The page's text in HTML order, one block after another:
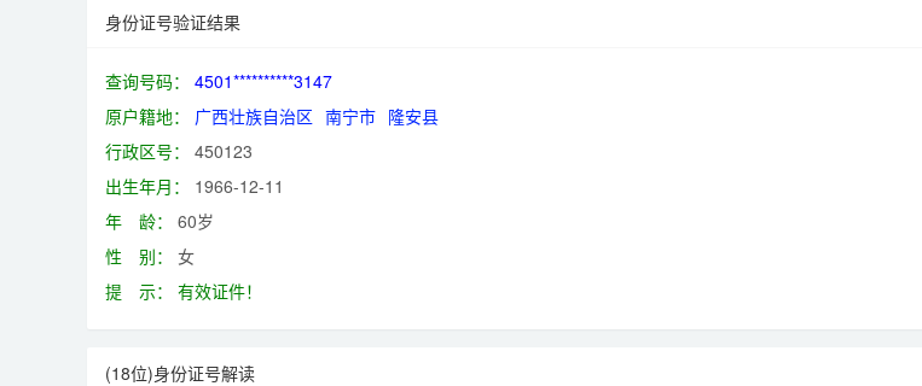
身份证号验证结果
查询号码：
4501**********3147
原户籍地：
广西壮族自治区 南宁市 隆安县
行政区号：
450123
出生年月：
1966-12-11
年 龄：
60岁
性 别：
女
提 示：
有效证件！
(18位)身份证号解读